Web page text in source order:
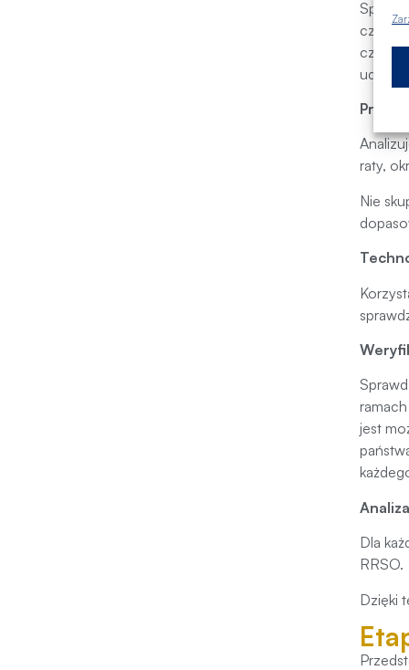
czy
raty,
Nie
jest
Dla
RRSO.
Dzięki